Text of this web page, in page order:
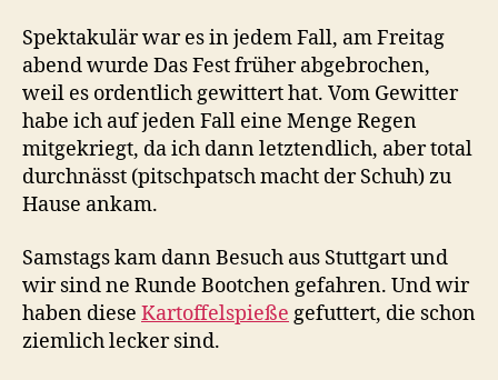
Spektakulär war es in jedem Fall, am Freitag
abend wurde Das Fest früher abgebrochen,
weil es ordentlich gewittert hat. Vom Gewitter
habe ich auf jeden Fall eine Menge Regen
mitgekriegt, da ich dann letztendlich, aber total
durchnässt (pitschpatsch macht der Schuh) zu
Hause ankam.
Samstags kam dann Besuch aus Stuttgart und
wir sind ne Runde Bootchen gefahren. Und wir
haben diese Kartoffelspieße gefuttert, die schon
ziemlich lecker sind.